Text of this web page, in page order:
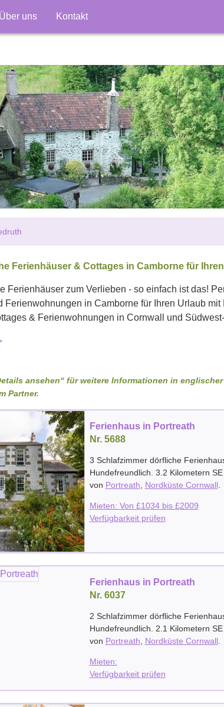
Über uns Kontakt
Ferienhäuser & Cottages in Camborne für Ihren
Ferienhäuser zum Verlieben - so einfach ist das!
Ferienwohnungen in Camborne für Ihren Urlaub
& Ferienwohnungen in Cornwall und
ansehen“ für weitere Informationen in
Partner.
Ferienhaus in Portreath
Nr. 5688
3 Schlafzimmer dörfliche
Hundefreundlich. 3.2 Kilometern SE
von Portreath, Nordküste Cornwall.
Mieten: Von £1034bis £2009
Verfügbarkeit prüfen
Ferienhaus in Portreath
Nr. 6037
2 Schlafzimmer dörfliche
Hundefreundlich. 2.1 Kilometern SE
von Portreath, Nordküste Cornwall.
Mieten:
Verfügbarkeit prüfen